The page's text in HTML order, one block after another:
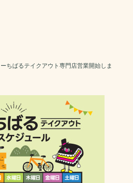
ちばるテイクアウト専門店営業開始しま